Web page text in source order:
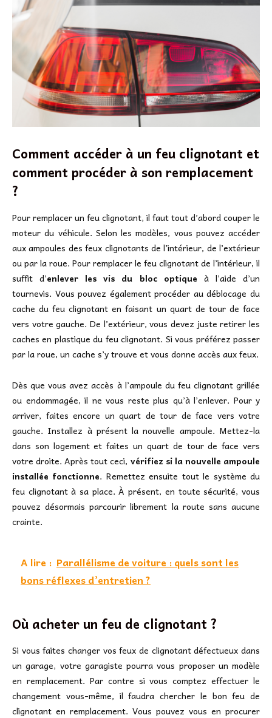
Comment accéder à un feu clignotant et
comment procéder à son remplacement
?
Pour remplacer un feu clignotant, il faut tout d’abord couper le
moteur du véhicule. Selon les modèles, vous pouvez accéder
aux ampoules des feux clignotants de l’intérieur, de l’extérieur
ou par la roue. Pour remplacer le feu clignotant de l’intérieur, il
suffit d’enlever les vis du bloc optique à l’aide d’un
tournevis. Vous pouvez également procéder au déblocage du
cache du feu clignotant en faisant un quart de tour de face
vers votre gauche. De l’extérieur, vous devez juste retirer les
caches en plastique du feu clignotant. Si vous préférez passer
par la roue, un cache s’y trouve et vous donne accès aux feux.
Dès que vous avez accès à l’ampoule du feu clignotant grillée
ou endommagée, il ne vous reste plus qu’à l’enlever. Pour y
arriver, faites encore un quart de tour de face vers votre
gauche. Installez à présent la nouvelle ampoule. Mettez-la
dans son logement et faites un quart de tour de face vers
votre droite. Après tout ceci, vérifiez si la nouvelle ampoule
installée fonctionne. Remettez ensuite tout le système du
feu clignotant à sa place. À présent, en toute sécurité, vous
pouvez désormais parcourir librement la route sans aucune
crainte.
A lire : Parallélisme de voiture : quels sont les
bons réflexes d’entretien ?
Où acheter un feu de clignotant ?
Si vous faites changer vos feux de clignotant défectueux dans
un garage, votre garagiste pourra vous proposer un modèle
en remplacement. Par contre si vous comptez effectuer le
changement vous-même, il faudra chercher le bon feu de
clignotant en remplacement. Vous pouvez vous en procurer